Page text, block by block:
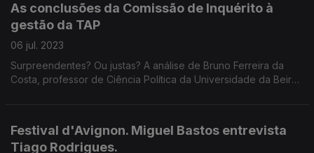
As conclusões da Comissão de Inquérito à
gestão da TAP
06 jul. 2023
Surpreendentes? Ou justas? A análise de Bruno Ferreira da
Costa, professor de Ciência Política da Universidade da Beira
Festival d'Avignon. Miguel Bastos entrevista
Tiago Rodrigues.